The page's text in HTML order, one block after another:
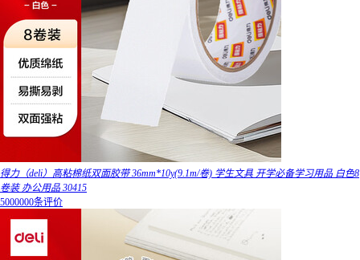
得力（deli）高粘棉纸双面胶带 36mm*10y(9.1m/卷) 学生文具 开学必备学习用品 白色8
卷装 办公用品 30415
5000000条评价